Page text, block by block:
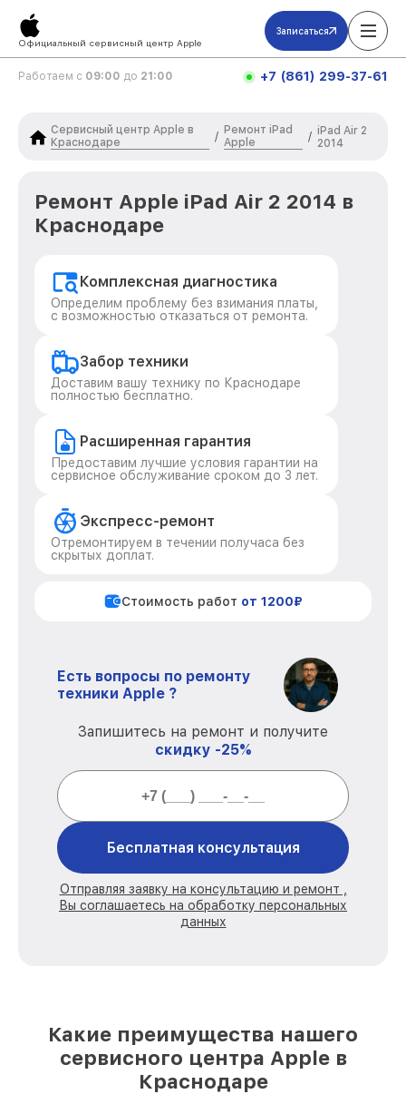
Официальный сервисный центр Apple
Записаться
Работаем с 09:00 до 21:00 +7 (861) 299-37-61
Сервисный центр Apple в
Краснодаре
/
Ремонт iPad
Apple
/ iPad Air 2
2014
Ремонт Apple iPad Air 2 2014 в
Краснодаре
Комплексная диагностика
Определим проблему без взимания платы,
с возможностью отказаться от ремонта.
Забор техники
Доставим вашу технику по Краснодаре
полностью бесплатно.
Расширенная гарантия
Предоставим лучшие условия гарантии на
сервисное обслуживание сроком до 3 лет.
Экспресс-ремонт
Отремонтируем в течении получаса без
скрытых доплат.
Стоимость работ от 1200₽
Есть вопросы по ремонту
техники Apple ?
Запишитесь на ремонт и получите
скидку -25%
Бесплатная консультация
Отправляя заявку на консультацию и ремонт ,
Вы соглашаетесь на обработку персональных
данных
Какие преимущества нашего
сервисного центра Apple в
Краснодаре